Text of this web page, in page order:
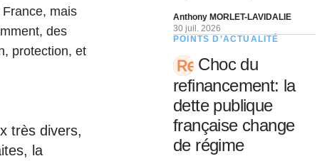
mais
des
protection, et
très divers,
la
Anthony MORLET-LAVIDALIE
30 juil. 2026
POINTS D’ACTUALITÉ
Choc du
refinancement: la
dette publique
française change
de régime